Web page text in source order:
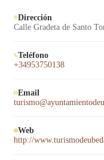
Dirección
Calle Gradeta de Santo
Teléfono
+34953750138
Email
Web
http://